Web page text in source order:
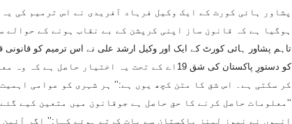
پشاور ہائی کورٹ کے ایک وکیل فرہاد آفریدی نے اس ترمیم کی
ہوگیا ہے کہ قانون ساز اپنی کرپشن کے بے نقاب ہونے کے حوالے
تاہم پشاور ہائی کورٹ کے ایک اور وکیل ارشد علی نے اس ترمیم کو قانونی
کو دستورِ پاکستان کی شق 19اے کے تحت یہ اختیار
کر سکتی ہے۔ اس شق کا متن کچھ یوں ہے:’’ ہر شہری کو عوامی
معلومات حاصل کرنے کا حق حاصل ہے جوقانون میں متعین کیے گئے ہیں۔‘‘
انہوں نے نیوز لینز پاکستان سے بات کرتے ہوئے کہا:’’ اگر